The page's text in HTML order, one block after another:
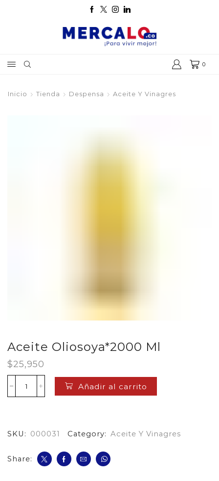
0
Inicio Tienda Despensa Aceite Y Vinagres
Aceite Oliosoya*2000 Ml
$25,950
Aceite
Oliosoya*2000
Añadir al carrito
SKU: 000031 Category: Aceite Y Vinagres
Share: